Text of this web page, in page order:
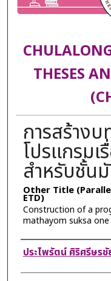
THESES
การสร้าง
โปรแกรมเ
สำหรับชั้น
Other Title
ETD)
Construction of a
mathayom suksa one
Author
ประไพรัตน์ ศิริศรีษรชั